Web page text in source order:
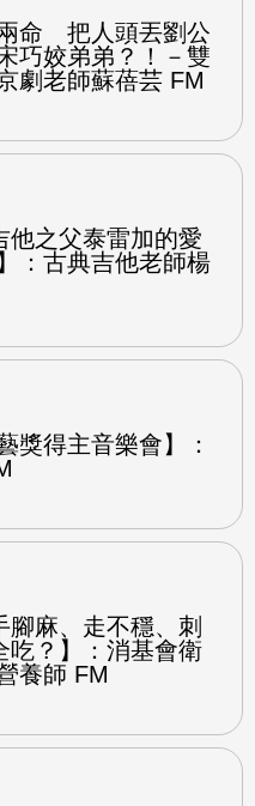
兩命 把人頭丟劉公
巧姣弟弟？！－雙
劇老師蘇蓓芸 FM
他之父泰雷加的愛
：古典吉他老師楊
獎得主音樂會】：
腳麻、走不穩、刺
吃？】：消基會衛
養師 FM